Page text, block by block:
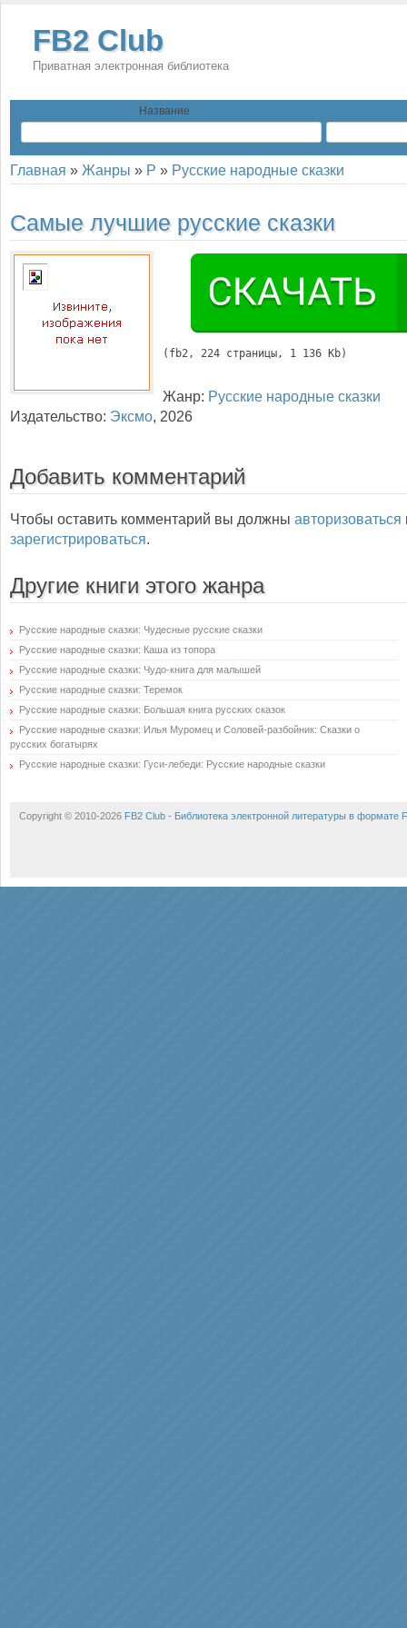
FB2 Club
Приватная электронная библиотека
Название
Главная » Жанры » Р » Русские народные сказки
Самые лучшие русские сказки
( fb2, 224 страницы, 1 136 Kb)
Жанр: Русские народные сказки
Издательство: Эксмо, 2026
Добавить комментарий
Чтобы оставить комментарий вы должны авторизоваться
зарегистрироваться.
Другие книги этого жанра
Русские народные сказки: Чудесные русские сказки
Русские народные сказки: Каша из топора
Русские народные сказки: Чудо-книга для малышей
Русские народные сказки: Теремок
Русские народные сказки: Большая книга русских сказок
Русские народные сказки: Илья Муромец и Соловей-разбойник: Сказки о
русских богатырях
Русские народные сказки: Гуси-лебеди: Русские народные сказки
Copyright © 2010-2026 FB2 Club - Библиотека электронной литературы в формате